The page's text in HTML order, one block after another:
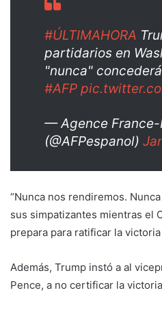
#ÚLTIMAHORA
partidarios en
"nunca"
#AFP
— Agence France-
(@AFPespanol)
“Nunca nos rendiremos.
sus simpatizantes mientras el
prepara para ratificar la
Además, Trump instó a al
Pence, a no certificar la